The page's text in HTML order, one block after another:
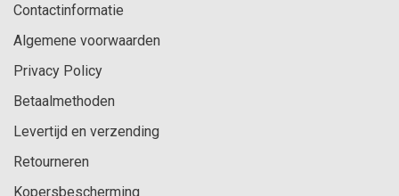
Contactinformatie
Algemene voorwaarden
Privacy Policy
Betaalmethoden
Levertijd en verzending
Retourneren
Kopersbescherming